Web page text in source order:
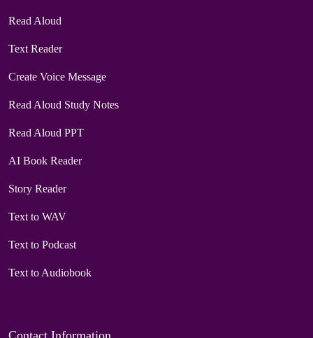
Read Aloud
Text Reader
Create Voice Message
Read Aloud Study Notes
Read Aloud PPT
AI Book Reader
Story Reader
Text to WAV
Text to Podcast
Text to Audiobook